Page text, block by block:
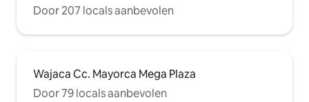
Door 207 locals aanbevolen
Wajaca Cc. Mayorca Mega Plaza
Door 79 locals aanbevolen